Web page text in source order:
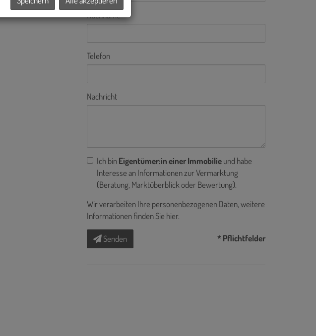
Nachname
Telefon
Nachricht
Ich binEigentümer:in einer Immobilieund habe
Interesse an Informationen zur Vermarktung
(Beratung, Marktüberblick oder Bewertung).
Wir verarbeiten Ihre personenbezogenen Daten, weitere
Informationen finden Sie hier.
Senden * Pflichtfelder